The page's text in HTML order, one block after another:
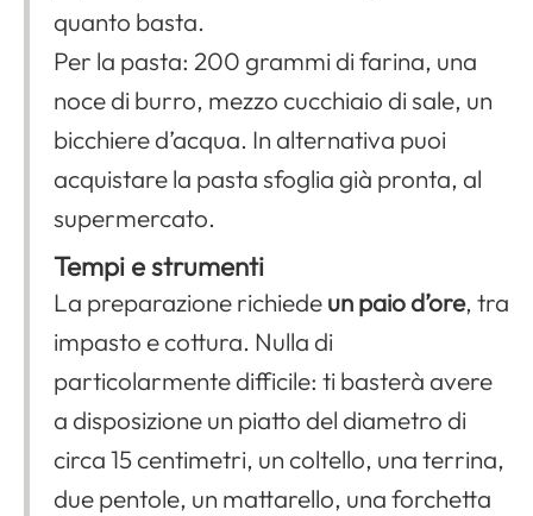
quanto basta.
Per la pasta: 200 grammi di farina, una
noce di burro, mezzo cucchiaio di sale, un
bicchiere d’acqua. In alternativa puoi
acquistare la pasta sfoglia già pronta, al
supermercato.
Tempi e strumenti
La preparazione richiedeun paio d’ore, tra
impasto e cottura. Nulla di
particolarmente difficile: ti basterà avere
a disposizione un piatto del diametro di
circa 15 centimetri, un coltello, una terrina,
due pentole, un mattarello, una forchetta